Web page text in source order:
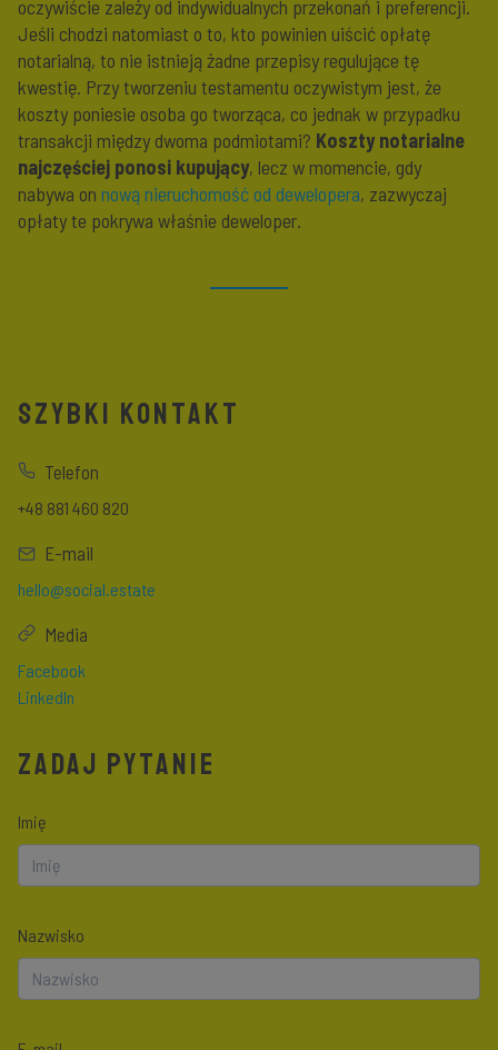
oczywiście zależy od indywidualnych przekonań i preferencji.
Jeśli chodzi natomiast o to, kto powinien uiścić opłatę
notarialną, to nie istnieją żadne przepisy regulujące tę
kwestię. Przy tworzeniu testamentu oczywistym jest, że
koszty poniesie osoba go tworząca, co jednak w przypadku
transakcji między dwoma podmiotami? Koszty notarialne
najczęściej ponosi kupujący, lecz w momencie, gdy
nabywa on nową nieruchomość od dewelopera, zazwyczaj
opłaty te pokrywa właśnie deweloper.
ZADAJ PYTANIE
Imię
Nazwisko
SZYBKI KONTAKT
Telefon
+48 881 460 820
E-mail
hello@social.estate
Media
Facebook
LinkedIn